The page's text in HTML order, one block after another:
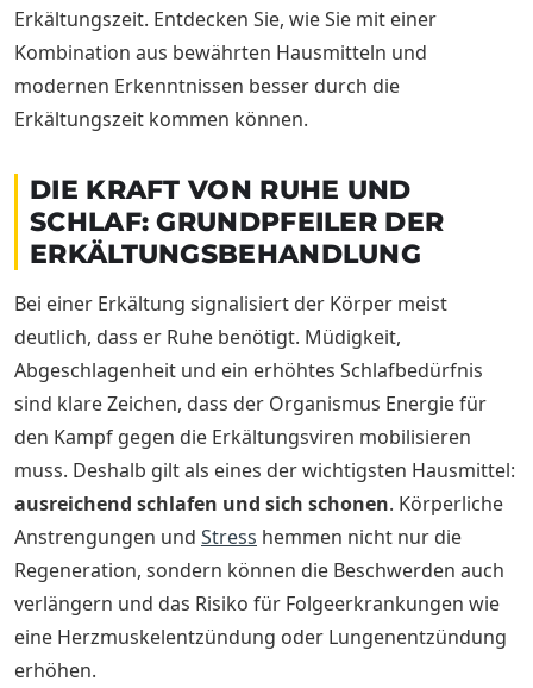
Erkältungszeit. Entdecken Sie, wie Sie mit einer
Kombination aus bewährten Hausmitteln und
modernen Erkenntnissen besser durch die
Erkältungszeit kommen können.
DIE KRAFT VON RUHE UND
SCHLAF: GRUNDPFEILER DER
ERKÄLTUNGSBEHANDLUNG
Bei einer Erkältung signalisiert der Körper meist
deutlich, dass er Ruhe benötigt. Müdigkeit,
Abgeschlagenheit und ein erhöhtes Schlafbedürfnis
sind klare Zeichen, dass der Organismus Energie für
den Kampf gegen die Erkältungsviren mobilisieren
muss. Deshalb gilt als eines der wichtigsten Hausmittel:
ausreichend schlafen und sich schonen. Körperliche
Anstrengungen und Stress hemmen nicht nur die
Regeneration, sondern können die Beschwerden auch
verlängern und das Risiko für Folgeerkrankungen wie
eine Herzmuskelentzündung oder Lungenentzündung
erhöhen.